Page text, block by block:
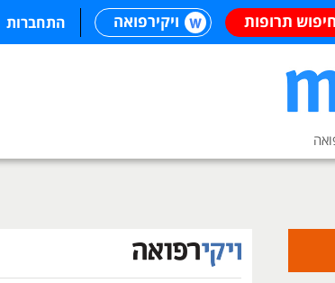
חיפוש תרופות ויקירפואה התחברות